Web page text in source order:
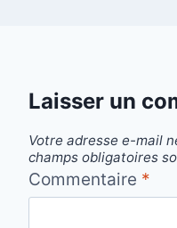
Laisser un
Votre adresse e-mail
champs obligatoires
Commentaire *